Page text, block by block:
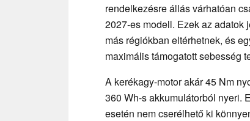
rendelkezésre állás várhatóan
2027-es modell. Ezek az adatok
más régiókban eltérhetnek, és
maximális támogatott sebesség
A kerékagy-motor akár 45 Nm
360 Wh-s akkumulátorból nyeri.
esetén nem cserélhető ki